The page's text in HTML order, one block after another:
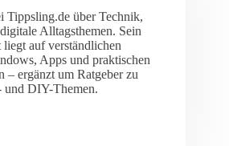
Tippsling.de über Technik,
Alltagsthemen. Sein
liegt auf verständlichen
Apps und praktischen
– ergänzt um Ratgeber zu
und DIY-Themen.